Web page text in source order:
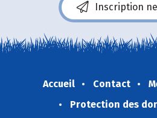
Inscription
Accueil Contact
Protection des